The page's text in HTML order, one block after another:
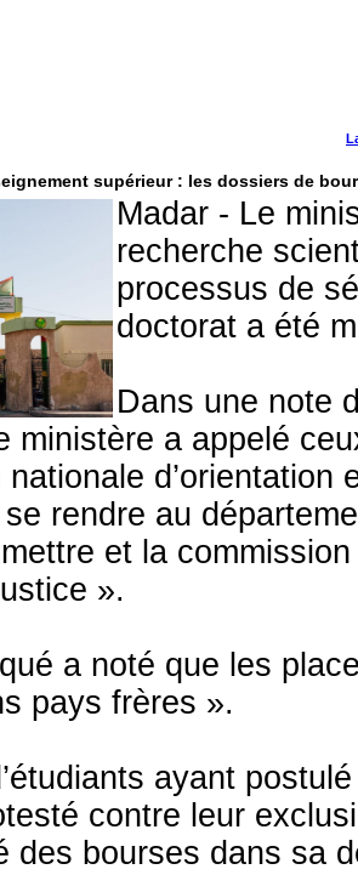
supérieur : les dossiers de
Madar - Le
recherche
processus de
doctorat a été
Dans une note
ministère a appelé
d’orientation
rendre au
et la
».
a noté que les
pays frères ».
ayant
contre leur
des bourses dans sa